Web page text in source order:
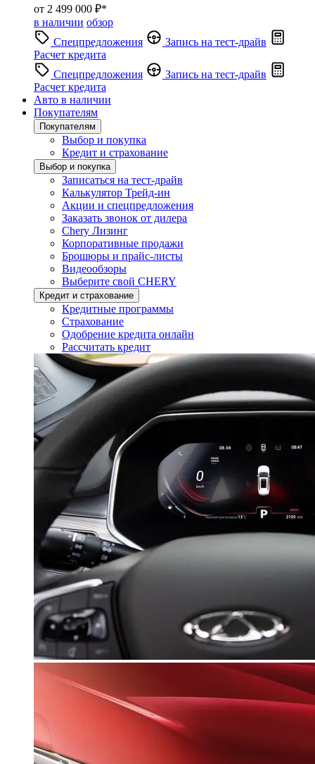
от 2 499 000 ₽*
в наличии обзор
Спецпредложения
Запись на тест-драйв
Расчет кредита
Спецпредложения
Запись на тест-драйв
Расчет кредита
Авто в наличии
Покупателям
Покупателям
Выбор и покупка
Кредит и страхование
Выбор и покупка
Записаться на тест-драйв
Калькулятор Трейд-ин
Акции и спецпредложения
Заказать звонок от дилера
Chery Лизинг
Корпоративные продажи
Брошюры и прайс-листы
Видеообзоры
Выберите свой CHERY
Кредит и страхование
Кредитные программы
Страхование
Одобрение кредита онлайн
Рассчитать кредит